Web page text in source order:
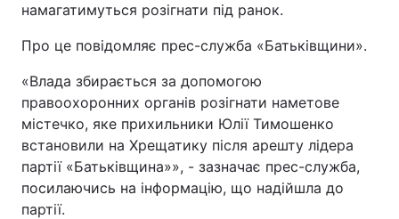
намагатимуться розігнати під ранок.
Про це повідомляє прес-служба «Батьківщини».
«Влада збирається за допомогою
правоохоронних органів розігнати наметове
містечко, яке прихильники Юлії Тимошенко
встановили на Хрещатику після арешту лідера
партії «Батьківщина»», - зазначає прес-служба,
посилаючись на інформацію, що надійшла до
партії.